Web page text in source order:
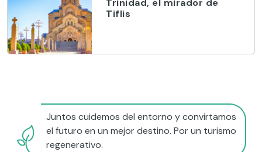
Trinidad, el mirador de
Tiflis
Juntos cuidemos del entorno y convirtamos
el futuro en un mejor destino. Por un turismo
regenerativo.